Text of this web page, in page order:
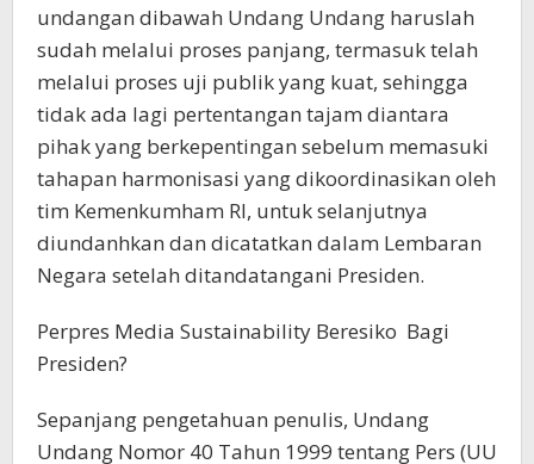
undangan dibawah Undang Undang haruslah
sudah melalui proses panjang, termasuk telah
melalui proses uji publik yang kuat, sehingga
tidak ada lagi pertentangan tajam diantara
pihak yang berkepentingan sebelum memasuki
tahapan harmonisasi yang dikoordinasikan oleh
tim Kemenkumham RI, untuk selanjutnya
diundanhkan dan dicatatkan dalam Lembaran
Negara setelah ditandatangani Presiden.
Perpres Media Sustainability Beresiko Bagi
Presiden?
Sepanjang pengetahuan penulis, Undang
Undang Nomor 40 Tahun 1999 tentang Pers (UU